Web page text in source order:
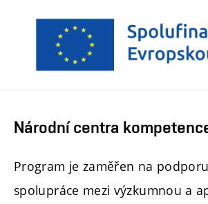
Národní centra
Program je zaměřen na
spolupráce mezi výzkumnou a